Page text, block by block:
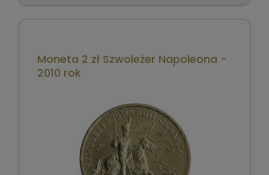
Moneta 2 zł Szwoleżer Napoleona -
2010 rok